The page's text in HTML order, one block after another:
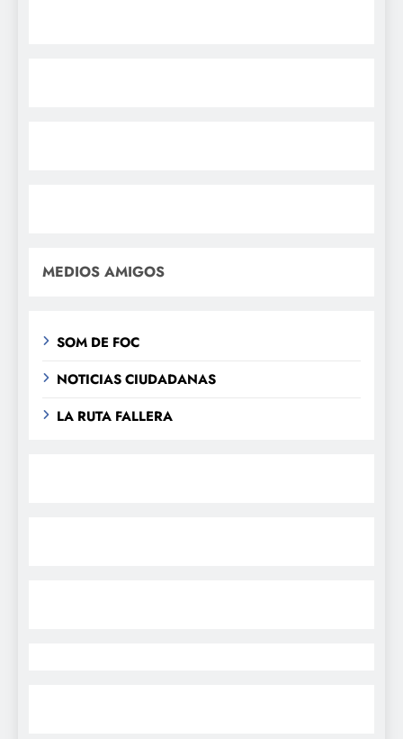
MEDIOS AMIGOS
SOM DE FOC
NOTICIAS CIUDADANAS
LA RUTA FALLERA